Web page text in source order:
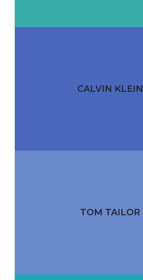
CALVIN KLEIN
TOM TAILOR